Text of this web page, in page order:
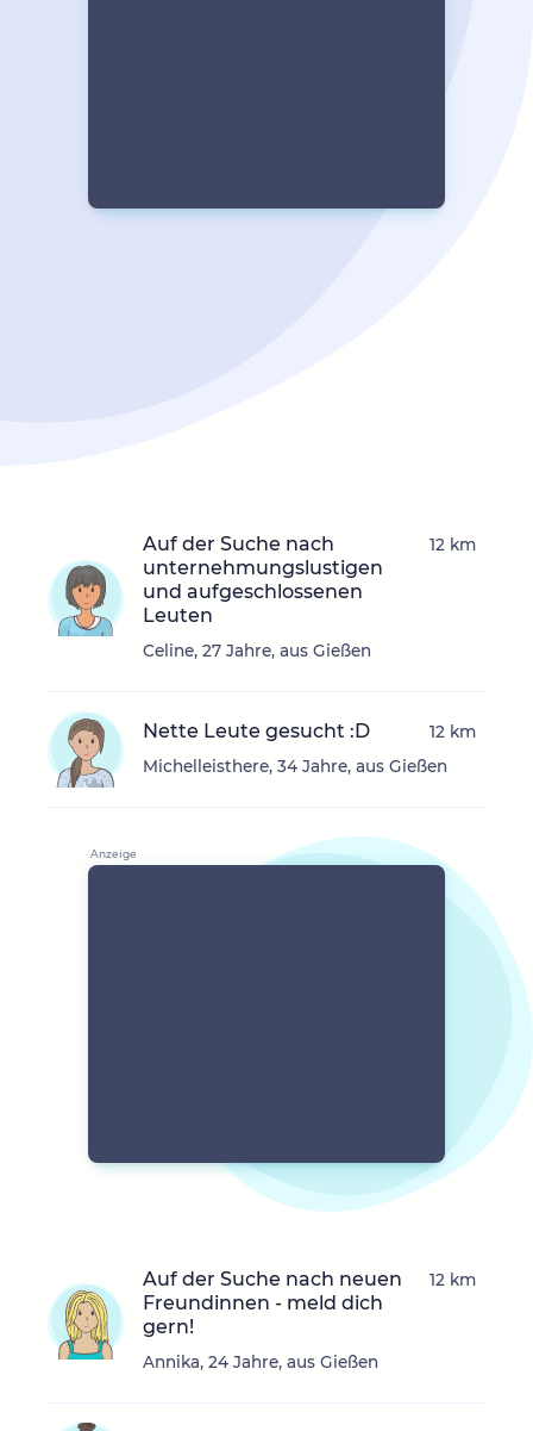
Auf der Suche nach
unternehmungslustigen
und aufgeschlossenen
Leuten
Celine, 27 Jahre, aus Gießen
12 km
Nette Leute gesucht :D
Michelleisthere, 34 Jahre, aus Gießen
12 km
Auf der Suche nach neuen
Freundinnen - meld dich
gern!
Annika, 24 Jahre, aus Gießen
12 km